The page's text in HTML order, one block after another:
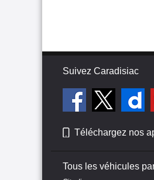
Suivez Caradisiac
Téléchargez nos
Tous les véhicules